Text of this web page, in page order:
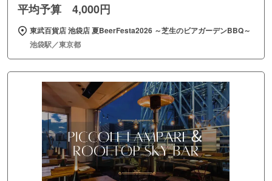
平均予算 4,000円
東武百貨店 池袋店 夏BeerFesta2026 ～芝生のビアガーデンBBQ～
池袋駅／東京都